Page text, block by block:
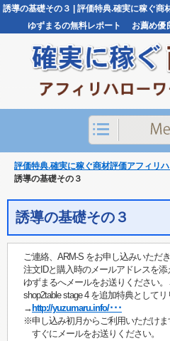
お薦め優
ゆずまるの無料レポート
評価特典.確実に稼ぐ商材評価アフィリ
誘導の基礎その３
誘導の基礎その３
ご連絡、ARM-S をお申し込みいただ
注文IDと購入時のメールアドレスを添
ゆずまるへメールをお送りください。
shop2table stage 4 を追加特典としてリ
→ http://yuzumaru.info/･･･
※申し込み初月からご利用いただけま
すぐにメールをお送りください。